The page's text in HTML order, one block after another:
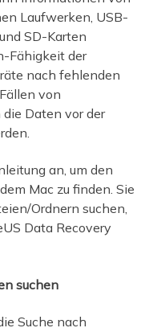
Laufwerken, USB-
SD-Karten
Fähigkeit der
nach fehlenden
von
Daten vor der
an, um den
Mac zu finden. Sie
Ordnern suchen,
Data Recovery
suchen
Suche nach